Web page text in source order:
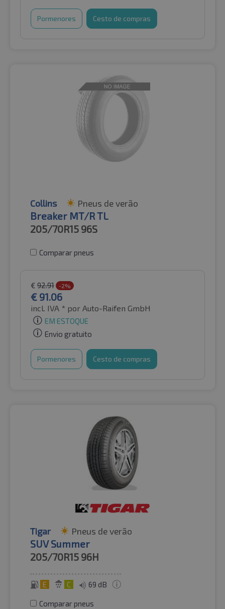
Pormenores Cesto de compras
Collins Pneus de verão
Breaker MT/R TL
205/70R15 96S
Comparar pneus
€ 92.91 -2%
€ 91.06
incl. IVA * por Auto-Raifen GmbH
EM ESTOQUE
Envio gratuito
Pormenores Cesto de compras
Tigar Pneus de verão
SUV Summer
205/70R15 96H
E C 69 dB
Comparar pneus